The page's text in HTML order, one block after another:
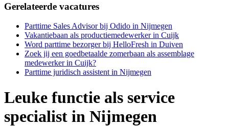
Gerelateerde vacatures
Parttime Sales Advisor bij Odido in Nijmegen
Vakantiebaan als productiemedewerker in Cuijk
Word parttime bezorger bij HelloFresh in Duiven
Zoek jij een goedbetaalde zomerbaan als assemblage
medewerker in Cuijk?
Parttime juridisch assistent in Nijmegen
Leuke functie als service
specialist in Nijmegen